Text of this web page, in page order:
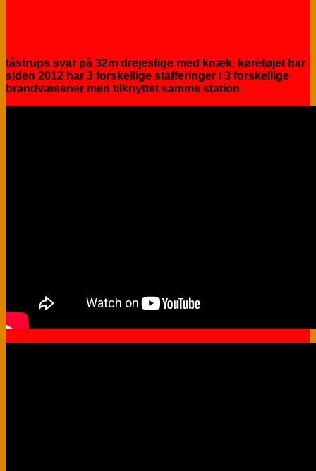
tåstrups svar på 32m drejestige med knæk. køretøjet har
siden 2012 har 3 forskellige stafferinger i 3 forskellige
brandvæsener men tilknyttet samme station.